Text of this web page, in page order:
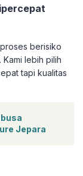
berisiko
lebih pilih
tapi kualitas
Jepara